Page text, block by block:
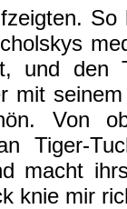
So
und den
mit seinem
Von
Tiger-
macht
knie mir